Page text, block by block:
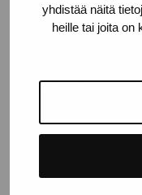
yhdistää näitä
heille tai joita on
Contact us